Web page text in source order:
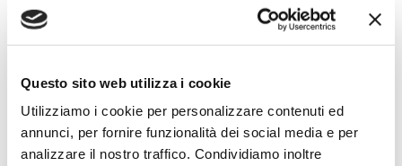
Questo sito web utilizza i cookie
Utilizziamo i cookie per personalizzare contenuti ed
annunci, per fornire funzionalità dei social media e per
analizzare il nostro traffico. Condividiamo inoltre